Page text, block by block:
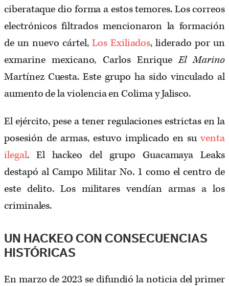
ciberataque dio forma a estos temores. Los correos
electrónicos filtrados mencionaron la formación
de un nuevo cártel, Los Exiliados, liderado por un
exmarine mexicano, Carlos EnriqueEl Marino
Martínez Cuesta. Este grupo ha sido vinculado al
aumento de la violencia en Colima y Jalisco.
El ejército, pese a tener regulaciones estrictas en la
posesión de armas, estuvo implicado en suventa
ilegal. El hackeo del grupo Guacamaya Leaks
destapó al Campo Militar No. 1 como el centro de
este delito. Los militares vendían armas a los
criminales.
UN HACKEO CON CONSECUENCIAS
HISTÓRICAS
En marzo de 2023 se difundió la noticia del primer